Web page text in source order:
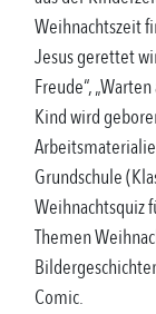
Weihnachtszeit
Jesus gerettet
Freude“,
Kind wird
Grundschule
Weihnachtsquiz
Themen
Comic.